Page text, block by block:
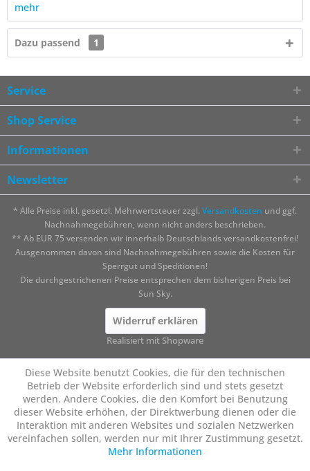
mehr
Dazu passend 1
Service
Shop Service
Informationen
Newsletter
* Alle Preise inkl. gesetzl. Mehrwertsteuer zzgl. Versandkosten und ggf.
Nachnahmegebühren, wenn nicht anders beschrieben.
** Ab EUR 75 versenden wir innerhalb Deutschlands versandkostenfrei!
Ausgenommen davon sind Nachnahmegebühren sowie die Kosten für
Sperrgut und Speditionen!
Die durchgestrichenen Preise entsprechen dem bisherigen Preis bei
Sun Sky.
Widerruf erklären
Realisiert mit Shopware
Diese Website benutzt Cookies, die für den technischen
Betrieb der Website erforderlich sind und stets gesetzt
werden. Andere Cookies, die den Komfort bei Benutzung
dieser Website erhöhen, der Direktwerbung dienen oder die
Interaktion mit anderen Websites und sozialen Netzwerken
vereinfachen sollen, werden nur mit Ihrer Zustimmung gesetzt.
Mehr Informationen